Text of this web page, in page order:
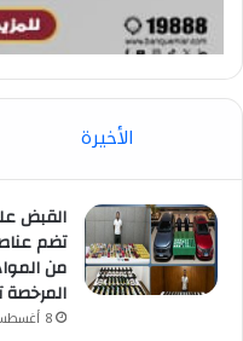
الأخيرة
القبض
تضم
من
المرخصة
8 أغسطس، 2026